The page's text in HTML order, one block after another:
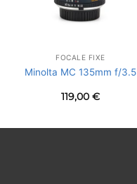
FOCALE FIXE
Minolta MC 135mm f/3.5
119,00 €